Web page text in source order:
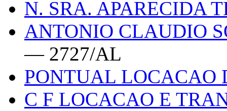
N. SRA. APARECIDA
ANTONIO CLAUDIO
— 2727/AL
PONTUAL LOCACAO
C F LOCACAO E